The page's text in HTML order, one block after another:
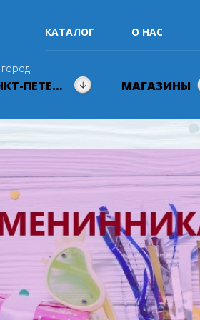
КАТАЛОГ О НАС
САНКТ-ПЕТЕРБУРГ МАГАЗИНЫ